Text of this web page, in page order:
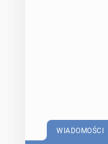
WIADOMOŚCI